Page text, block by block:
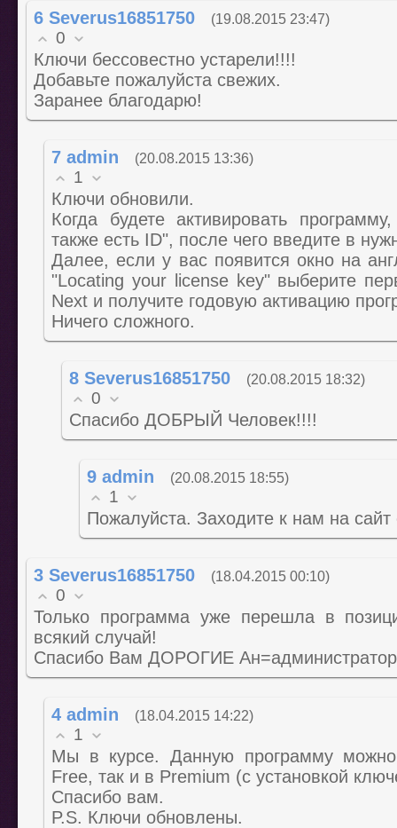
6 Severus16851750 (19.08.2015 23:47)
0
Ключи бессовестно устарели!!!!
Добавьте пожалуйста свежих.
Заранее благодарю!
7 admin (20.08.2015 13:36)
1
Ключи обновили.
Когда будете активировать
также есть ID", после чего введите в
Далее, если у вас появится окно на
"Locating your license key" выберите
Next и получите годовую активацию
Ничего сложного.
8 Severus16851750 (20.08.2015 18:32)
0
Спасибо ДОБРЫЙ Человек!!!!
9 admin (20.08.2015 18:55)
1
Пожалуйста. Заходите к нам на
3 Severus16851750 (18.04.2015 00:10)
0
Только программа уже перешла в
всякий случай!
Спасибо Вам ДОРОГИЕ
4 admin (18.04.2015 14:22)
1
Мы в курсе. Данную программу можно
Free, так и в Premium (с установкой
Спасибо вам.
P.S. Ключи обновлены.